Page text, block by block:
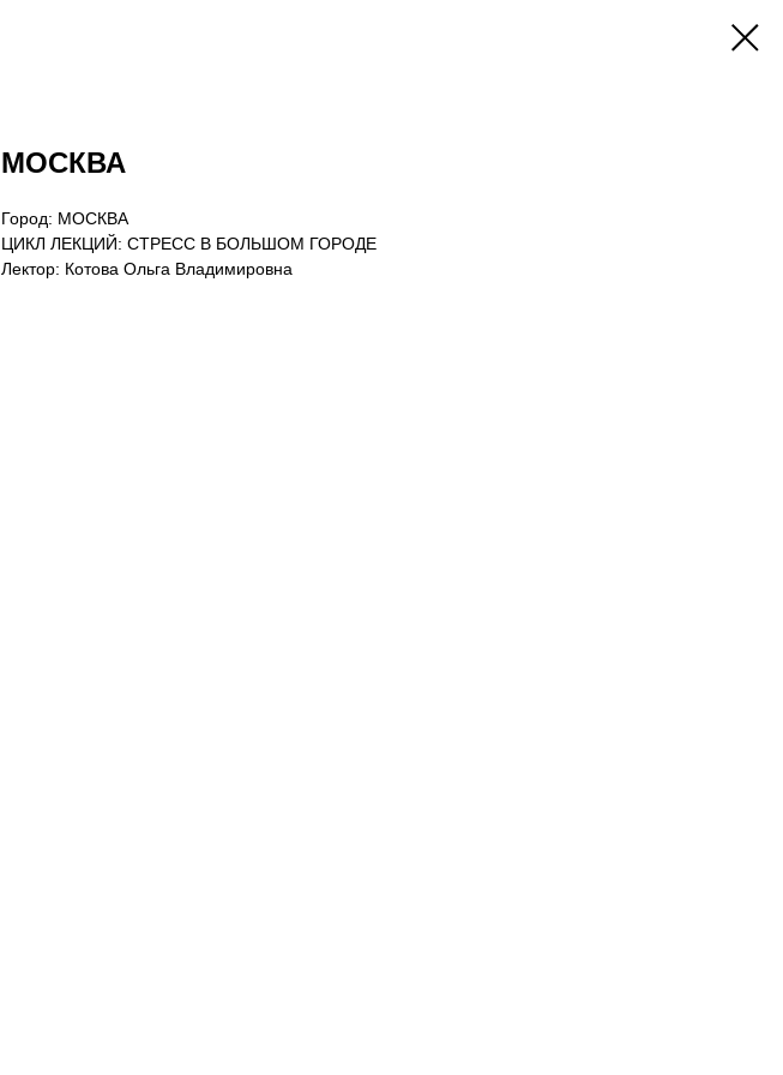
МОСКВА
Город: МОСКВА
ЦИКЛ ЛЕКЦИЙ: СТРЕСС В БОЛЬШОМ ГОРОДЕ
Лектор: Котова Ольга Владимировна